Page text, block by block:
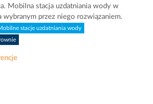
Mobilna stacja uzdatniania wody w
wybranym przez niego rozwiązaniem.
stacje uzdatniania wody